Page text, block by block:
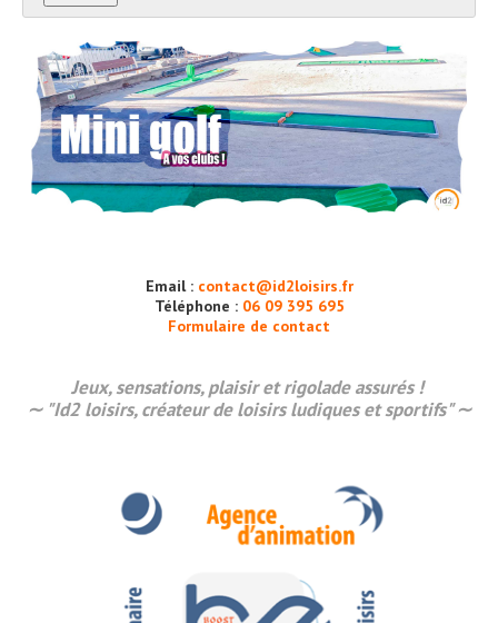
Email : contact@id2loisirs.fr
Téléphone : 06 09 395 695
Formulaire de contact
Jeux, sensations,plaisiret rigolade assurés !
∼ "Id2 loisirs, créateur de loisirs ludiques et sportifs" ∼